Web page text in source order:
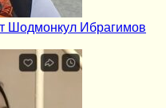
Шодмонкул Ибрагимов